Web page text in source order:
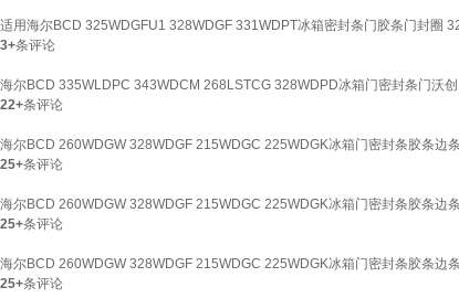
适用海尔BCD 325WDGFU1 328WDGF 331WDPT冰箱密封条门胶条门封圈
3+条评论
海尔BCD 335WLDPC 343WDCM 268LSTCG 328WDPD冰箱门密封条门沃
22+条评论
海尔BCD 260WDGW 328WDGF 215WDGC 225WDGK冰箱门密封条胶条边
25+条评论
海尔BCD 260WDGW 328WDGF 215WDGC 225WDGK冰箱门密封条胶条边
25+条评论
海尔BCD 260WDGW 328WDGF 215WDGC 225WDGK冰箱门密封条胶条边
25+条评论